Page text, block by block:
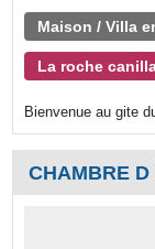
Maison / Villa
La roche
Bienvenue au gite